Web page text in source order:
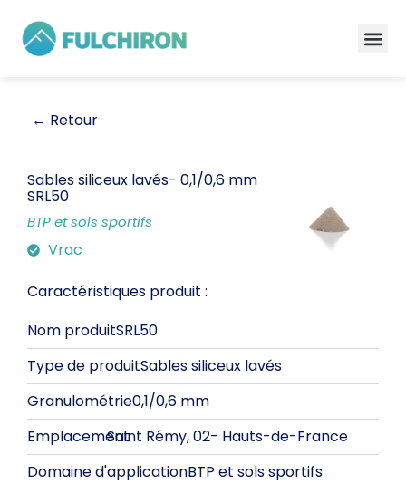
← Retour
Sables siliceux lavés- 0,1/0,6 mm
SRL50
BTP et sols sportifs
Vrac
Caractéristiques produit :
Nom produitSRL50
Type de produitSables siliceux lavés
Granulométrie0,1/0,6 mm
EmplacementSaint Rémy, 02- Hauts-de-France
Domaine d'applicationBTP et sols sportifs